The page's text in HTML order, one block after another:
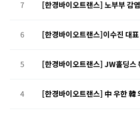
7
[한경바이오트랜스] 노부부 감
6
[한경바이오트랜스]이수진 대
5
[한경바이오트랜스] JW홀딩스
4
[한경바이오트랜스] 中 우한 韓